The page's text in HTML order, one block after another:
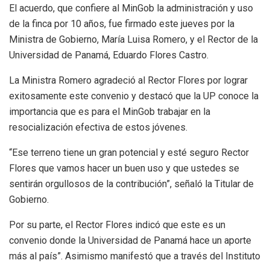
El acuerdo, que confiere al MinGob la administración y uso
de la finca por 10 años, fue firmado este jueves por la
Ministra de Gobierno, María Luisa Romero, y el Rector de la
Universidad de Panamá, Eduardo Flores Castro.
La Ministra Romero agradeció al Rector Flores por lograr
exitosamente este convenio y destacó que la UP conoce la
importancia que es para el MinGob trabajar en la
resocialización efectiva de estos jóvenes.
“Ese terreno tiene un gran potencial y esté seguro Rector
Flores que vamos hacer un buen uso y que ustedes se
sentirán orgullosos de la contribución”, señaló la Titular de
Gobierno.
Por su parte, el Rector Flores indicó que este es un
convenio donde la Universidad de Panamá hace un aporte
más al país”. Asimismo manifestó que a través del Instituto